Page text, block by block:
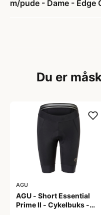
m/pude - Dame - Edge
Du er
AGU
AGU - Short Essential
Prime II - Cykelbuks -